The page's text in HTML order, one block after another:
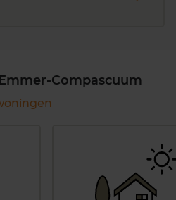
Compascuum